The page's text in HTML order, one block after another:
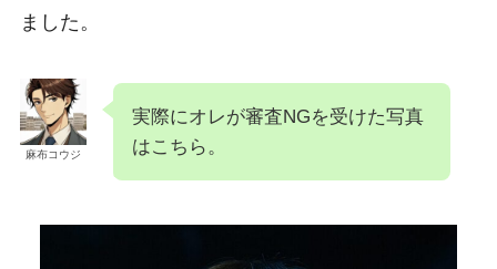
ました。
麻布コウジ
実際にオレが審査NGを受けた写真
はこちら。